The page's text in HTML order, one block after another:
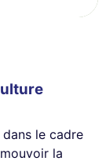
le cadre
la